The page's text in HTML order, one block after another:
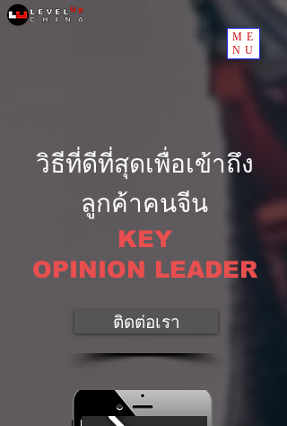
ME
NU
วิธีที่ดีที่สุดเพื่อเข้าถึง
ลูกค้าคนจีน
KEY
OPINION LEADER
ติดต่อเรา